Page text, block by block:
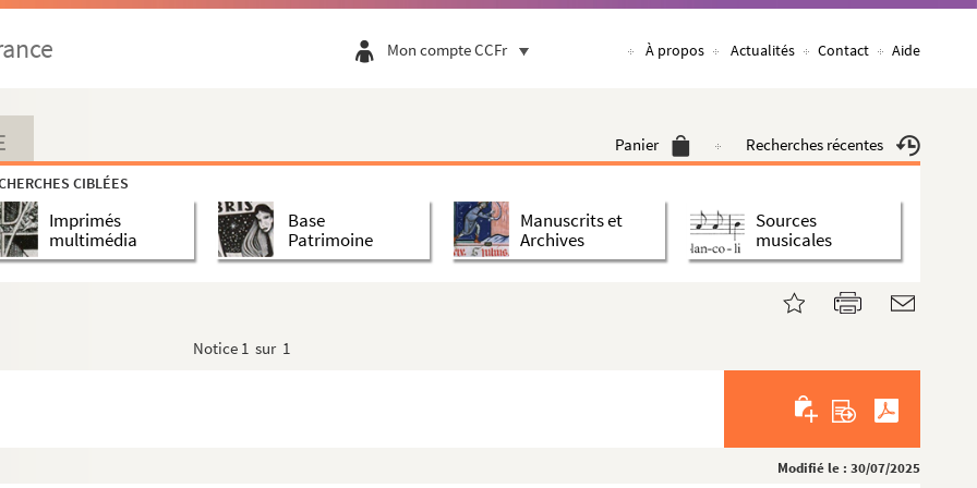
Mon compte CCFr À propos Actualités Contact Aide
Panier Recherches récentes
CIBLÉES
Imprimés
multimédia
Base
Patrimoine
Manuscrits et
Archives
Sources
musicales
Notice 1 sur 1
Modifié le : 30/07/2025